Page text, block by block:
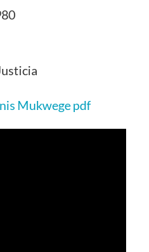
Mukwege pdf